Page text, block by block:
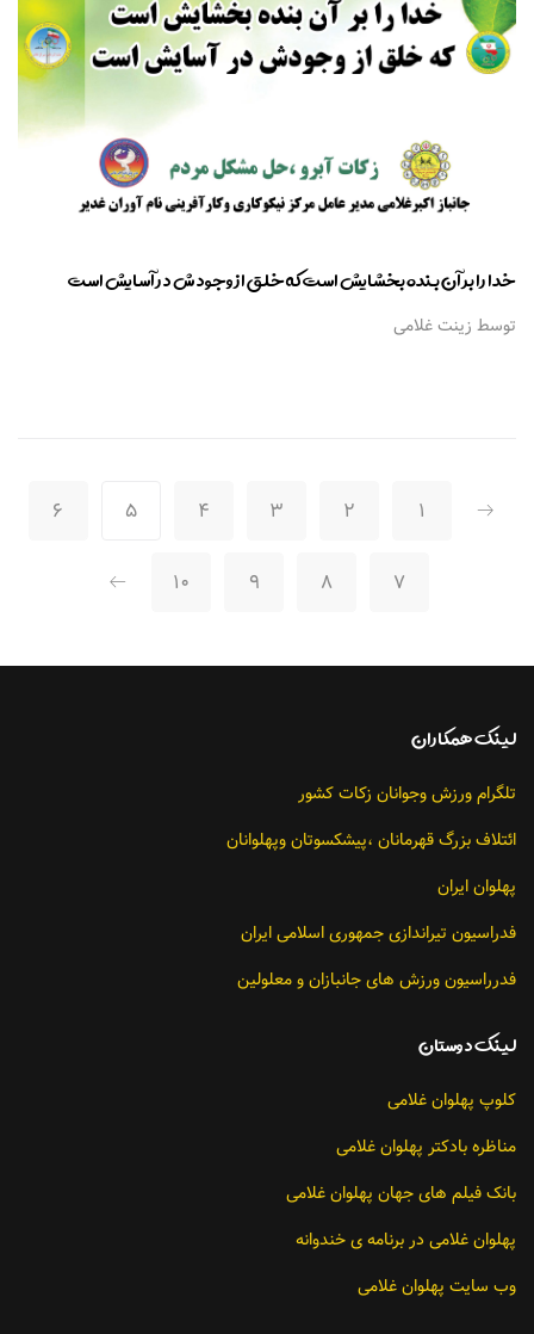
خدا را بر آن بنده بخشایش است که خلق از وجودش در آسایش است
توسط زینت غلامی
1
2
3
4
5
6
7
8
9
10
لينك همکاران
تلگرام ورزش وجوانان زکات کشور
ائتلاف بزرگ قهرمانان ،پیشکسوتان وپهلوانان
پهلوان ایران
فدراسیون تیراندازی جمهوری اسلامی ایران
فدرراسیون ورزش های جانبازان و معلولین
لينك دوستان
کلوپ پهلوان غلامی
مناظره بادکتر پهلوان غلامی
بانک فیلم های جهان پهلوان غلامی
پهلوان غلامی در برنامه ی خندوانه
وب سایت پهلوان غلامی